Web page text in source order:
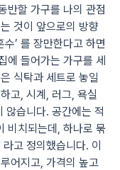
반할 가구를 나의 관점
것이 앞으로의 방향
’ 를 장만한다고 하면
에 들어가는 가구를 세
식탁과 세트로 놓일
고, 시계, 러그, 욕실
않습니다. 공간에는 적
비치되는데, 하나로 묶
고 정의했습니다. 이
어지고, 가격의 높고